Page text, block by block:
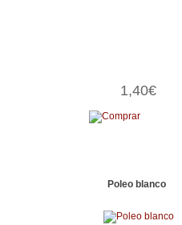
1,40€
Poleo blanco